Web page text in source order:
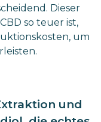
Dieser
so teuer ist,
um
und